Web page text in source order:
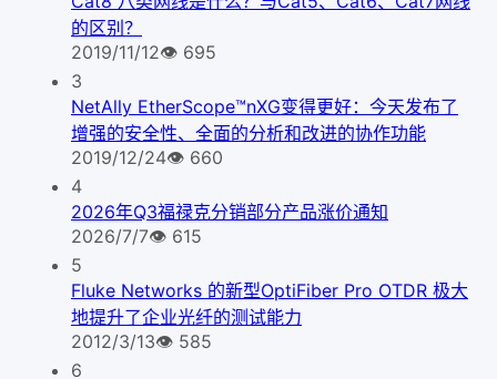
的区别？
2019/11/12👁 695
3
NetAlly EtherScope™nXG变得更好：今天发布了
增强的安全性、全面的分析和改进的协作功能
2019/12/24👁 660
4
2026年Q3福禄克分销部分产品涨价通知
2026/7/7👁 615
5
Fluke Networks 的新型OptiFiber Pro OTDR 极大
地提升了企业光纤的测试能力
2012/3/13👁 585
6